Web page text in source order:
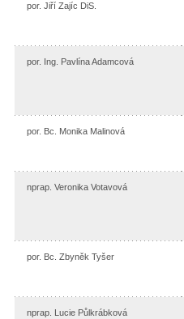
por. Jiří Zajíc DiS.
por. Ing. Pavlína Adamcová
por. Bc. Monika Malinová
nprap. Veronika Votavová
por. Bc. Zbyněk Tyšer
nprap. Lucie Půlkrábková